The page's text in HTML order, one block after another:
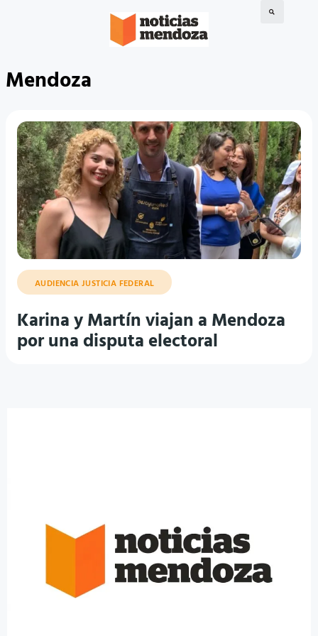
Mendoza
AUDIENCIA JUSTICIA FEDERAL
Karina y Martín viajan a Mendoza
por una disputa electoral